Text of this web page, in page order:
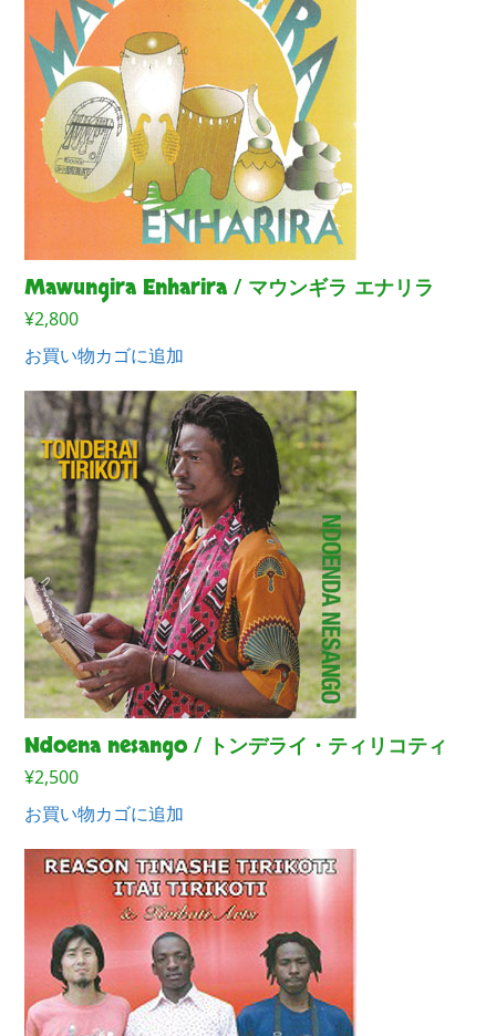
Mawungira Enharira / マウンギラ エナリラ
¥2,800
お買い物カゴに追加
Ndoena nesango / トンデライ・ティリコティ
¥2,500
お買い物カゴに追加